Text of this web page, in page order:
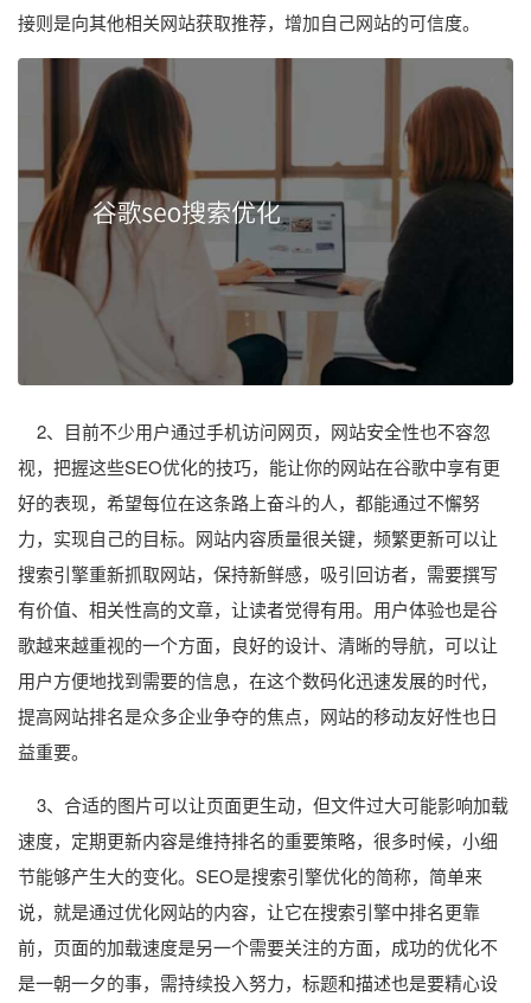
接则是向其他相关网站获取推荐，增加自己网站的可信度。
2、目前不少用户通过手机访问网页，网站安全性也不容忽
视，把握这些SEO优化的技巧，能让你的网站在谷歌中享有更
好的表现，希望每位在这条路上奋斗的人，都能通过不懈努
力，实现自己的目标。网站内容质量很关键，频繁更新可以让
搜索引擎重新抓取网站，保持新鲜感，吸引回访者，需要撰写
有价值、相关性高的文章，让读者觉得有用。用户体验也是谷
歌越来越重视的一个方面，良好的设计、清晰的导航，可以让
用户方便地找到需要的信息，在这个数码化迅速发展的时代，
提高网站排名是众多企业争夺的焦点，网站的移动友好性也日
益重要。
3、合适的图片可以让页面更生动，但文件过大可能影响加载
速度，定期更新内容是维持排名的重要策略，很多时候，小细
节能够产生大的变化。SEO是搜索引擎优化的简称，简单来
说，就是通过优化网站的内容，让它在搜索引擎中排名更靠
前，页面的加载速度是另一个需要关注的方面，成功的优化不
是一朝一夕的事，需持续投入努力，标题和描述也是要精心设